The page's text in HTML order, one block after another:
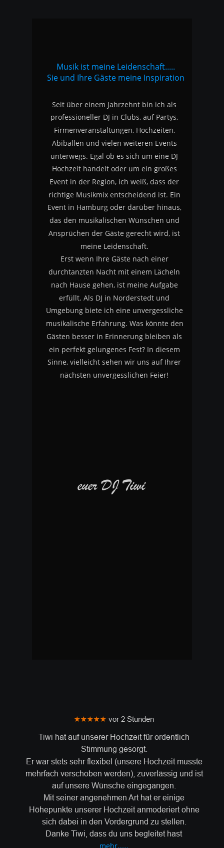
Seit über einem Jahrzehnt bin ich als
professioneller DJ in Clubs, auf Partys,
Firmenveranstaltungen, Hochzeiten,
Abibällen und vielen weiteren Events
unterwegs. Egal ob es sich um eine DJ
Hochzeit handelt oder um ein großes
Event in der Region, ich weiß, dass der
richtige Musikmix entscheidend ist. Ein
Event in Hamburg oder darüber hinaus,
das den musikalischen Wünschen und
Ansprüchen der Gäste gerecht wird, ist
meine Leidenschaft.
Erst wenn Ihre Gäste nach einer
durchtanzten Nacht mit einem Lächeln
nach Hause gehen, ist meine Aufgabe
erfüllt. Als DJ in Norderstedt und
Umgebung biete ich eine unvergessliche
musikalische Erfahrung. Was könnte den
Gästen besser in Erinnerung bleiben als
ein perfekt gelungenes Fest? In diesem
Sinne, vielleicht sehen wir uns auf Ihrer
nächsten unvergesslichen Feier!
Musik ist meine Leidenschaft.....
Sie und Ihre Gäste meine Inspiration
euer DJ Tiwi
★★★★★ vor 2 Stunden
Tiwi hat auf unserer Hochzeit für ordentlich
Stimmung gesorgt.
Er war stets sehr flexibel (unsere Hochzeit musste
mehrfach verschoben werden), zuverlässig und ist
auf unsere Wünsche eingegangen.
Mit seiner angenehmen Art hat er einige
Höhepunkte unserer Hochzeit anmoderiert ohne
sich dabei in den Vordergrund zu stellen.
Danke Tiwi, dass du uns begleitet hast
mehr……